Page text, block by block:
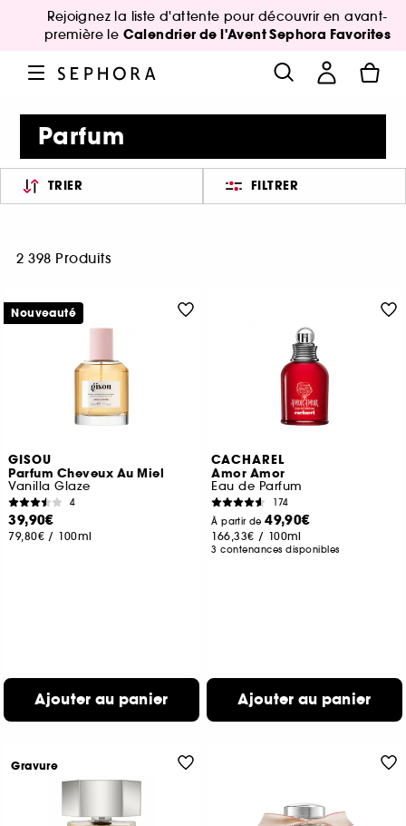
Rejoignez la liste d'attente pour découvrir en avant-
première le Calendrier de l'Avent Sephora Favorites
Parfum
TRIER FILTRER
2 398 Produits
GISOU
Parfum Cheveux Au Miel
Vanilla Glaze
4
39,90€
79,80€ / 100ml
Ajouter au panier
Nouveauté
CACHAREL
Amor Amor
Eau de Parfum
174
À partir de49,90€
166,33€ / 100ml
3 contenances disponibles
Ajouter au panier
Gravure